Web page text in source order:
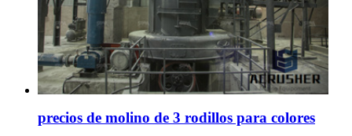
precios de molino de 3 rodillos para colores